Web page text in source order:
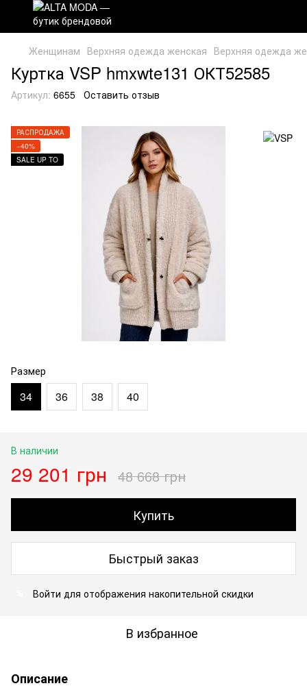
Женщинам Верхняя одежда женская Верхняя одежда
Куртка VSP hmxwte131 ОКТ52585
Артикул: 6655 Оставить отзыв
РАСПРОДАЖА
−40%
SALE UP TO
Размер
34 36 38 40
В наличии
29 201 грн 48 668 грн
Купить
Быстрый заказ
Войти для отображения накопительной скидки
В избранное
Описание